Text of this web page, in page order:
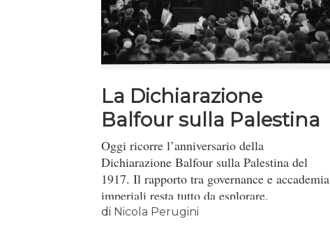
La Dichiarazione
Balfour sulla Palestina
e la d...
Oggi ricorre l’anniversario della
Dichiarazione Balfour sulla Palestina del
1917. Il rapporto tra governance e accademia
imperiali resta tutto da esplorare.
di Nicola Perugini